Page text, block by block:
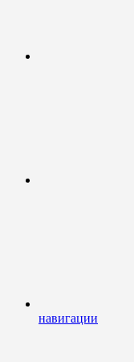
навигации